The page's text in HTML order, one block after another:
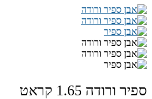
ספיר ורודה 1.65 קראט